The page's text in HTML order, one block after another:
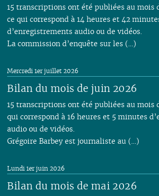
15 transcriptions ont été publiées au mois
ce qui correspond à 14 heures et 42
d’enregistrements audio ou de vidéos.
La commission d’enquête sur les (…)
Bilan du mois de juin 2026
Mercredi 1er juillet 2026
15 transcriptions ont été publiées au mois
qui correspond à 16 heures et 5 minutes
audio ou de vidéos.
Grégoire Barbey est journaliste au (…)
Bilan du mois de mai 2026
Lundi 1er juin 2026